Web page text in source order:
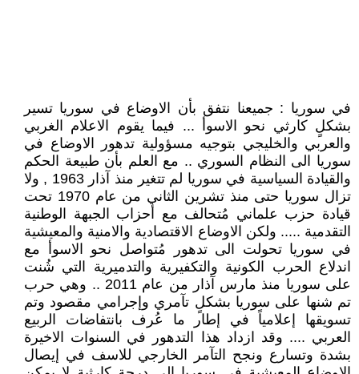
في سوريا : جميعنا نتفق بأن الاوضاع في سوريا تسير
بشكلٍ كارثي نحو الاسوأ ... فيما يقوم الاعلام الغربي
والعربي والخليجي بتوجيه مسؤولية تدهور الاوضاع في
سوريا الى النظام السوري .. مع العلم بأن طبيعة الحكم
والقيادة السياسية في سوريا لم تتغير منذ آذار 1963 , ولا
تزال سوريا حتى منذ تشرين الثاني من عام 1970 تحت
قيادة حزب علماني مُتحالف مع أحزاب الجبهة الوطنية
التقدمية ..... ولكن الاوضاع الاقتصادية والامنية والمعيشية
في سوريا تحولت الى تدهور مُتواصل نحو الاسوأ مع
اندلاع الحرب الكونية والتكفيرية والتدميرية التي شُنت
على سوريا منذ مارس آذار من عام 2011 .. وهي حرب
تم شنها على سوريا بشكلٍ تآمري وإجرامي مقصود وتم
تسويقها إعلامياً في إطار ما عُرف بانتفاضات الربيع
العربي .... وقد ازداد هذا التدهور في السنوات الاخيرة
بشدة وتسارع ونجح التآمر الخارجي للاسف في إيصال